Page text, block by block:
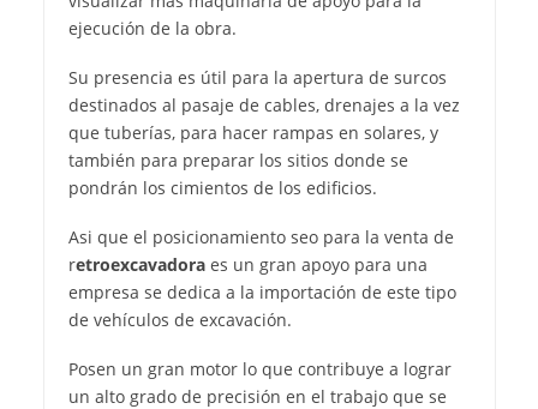
ejecución de la obra.
Su presencia es útil para la apertura de surcos
destinados al pasaje de cables, drenajes a la vez
que tuberías, para hacer rampas en solares, y
también para preparar los sitios donde se
pondrán los cimientos de los edificios.
Asi que el posicionamiento seo para la venta de
retroexcavadoraes un gran apoyo para una
empresa se dedica a la importación de este tipo
de vehículos de excavación.
Posen un gran motor lo que contribuye a lograr
un alto grado de precisión en el trabajo que se